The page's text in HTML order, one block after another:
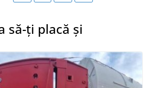
să-ți placă și